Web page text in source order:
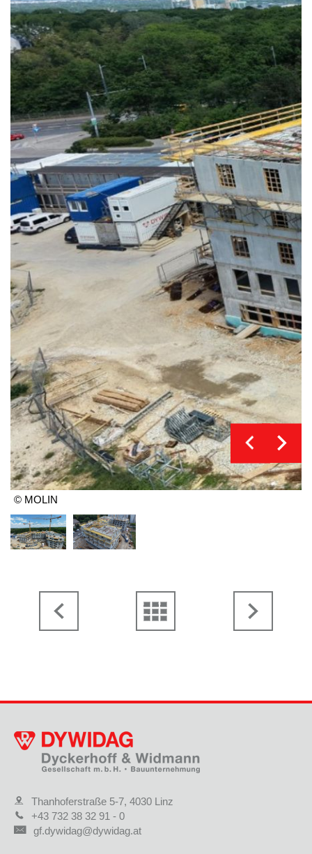
© MOLIN
Thanhoferstraße 5-7, 4030 Linz
+43 732 38 32 91 - 0
gf.dywidag@dywidag.at